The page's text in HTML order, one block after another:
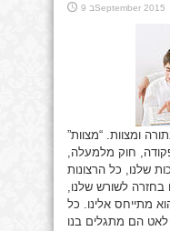
9 בSeptember 2015
ומצוות. “מצוות”
פקודה, חוק מלמעלה,
שלנו, כל הרצונות
בחזרה לשורש שלנו,
מתייחס אלינו. כל
לאט הם מתגלים בנו